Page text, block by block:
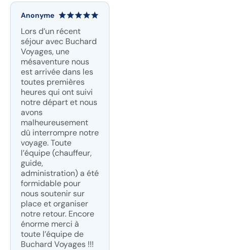
Anonyme
Lors d’un récent
séjour avec Buchard
Voyages, une
mésaventure nous
est arrivée dans les
toutes premières
heures qui ont suivi
notre départ et nous
avons
malheureusement
dû interrompre notre
voyage. Toute
l’équipe (chauffeur,
guide,
administration) a été
formidable pour
nous soutenir sur
place et organiser
notre retour. Encore
énorme merci à
toute l’équipe de
Buchard Voyages !!!